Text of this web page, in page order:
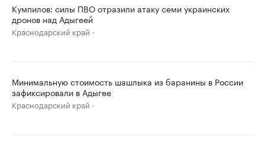
Кумпилов: силы ПВО отразили атаку семи украинских
дронов над Адыгеей
Краснодарский край
Минимальную стоимость шашлыка из баранины в России
зафиксировали в Адыгее
Краснодарский край